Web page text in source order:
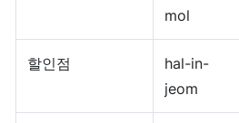
mol
할인점
hal-in-
jeom